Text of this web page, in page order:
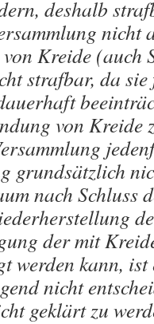
deshalb
nicht
Kreide (auch
strafbar, da sie
von
grundsätzlich
nach Schluss
der mit
werden kann, ist
nicht
geklärt zu